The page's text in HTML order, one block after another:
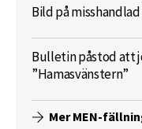
Bild på
Bulletin påstod att
”Hamasvänstern”
Mer MEN-